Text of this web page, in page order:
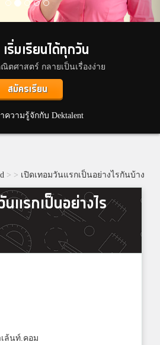
มเรียนได้ทุกวัน
ตศาสตร์ กลายเป็นเรื่องง่าย
สมัครเรียน
ความรู้จักกับ Dektalent
> > เปิดเทอมวันแรกเป็นอย่างไรกันบ้าง
แรกเป็นอย่างไร
ล้นท์.คอม